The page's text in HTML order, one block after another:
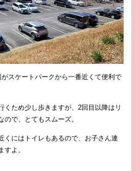
スケートパークから一番近くて便利で
くため少し歩きますが、2回目以降はリ
ので、とてもスムーズ。
くにはトイレもあるので、お子さん連
すよ。